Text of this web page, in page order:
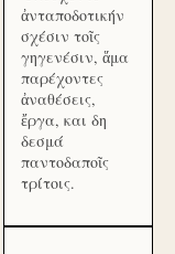
ἀνταποδοτικήν
σχέσιν τοῖς
γηγενέσιν, ἅμα
παρέχοντες
ἀναθέσεις,
ἔργα, και δη
δεσμά
παντοδαποῖς
τρίτοις.